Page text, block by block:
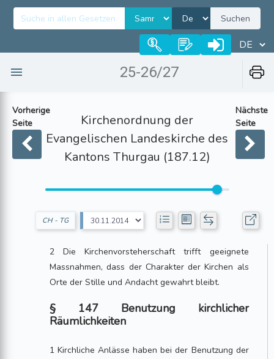
Suchen
25-26/27
Vorherige
Seite
Kirchenordnung der
Evangelischen Landeskirche des
Kantons Thurgau (187.12)
Nächste
Seite
CH - TG
2 Die Kirchenvorsteherschaft trifft geeignete
Massnahmen, dass der Charakter der Kirchen als
Orte der Stille und Andacht gewahrt bleibt.
§ 147 Benutzung kirchlicher
Räumlichkeiten
1 Kirchliche Anlässe haben bei der Benutzung der